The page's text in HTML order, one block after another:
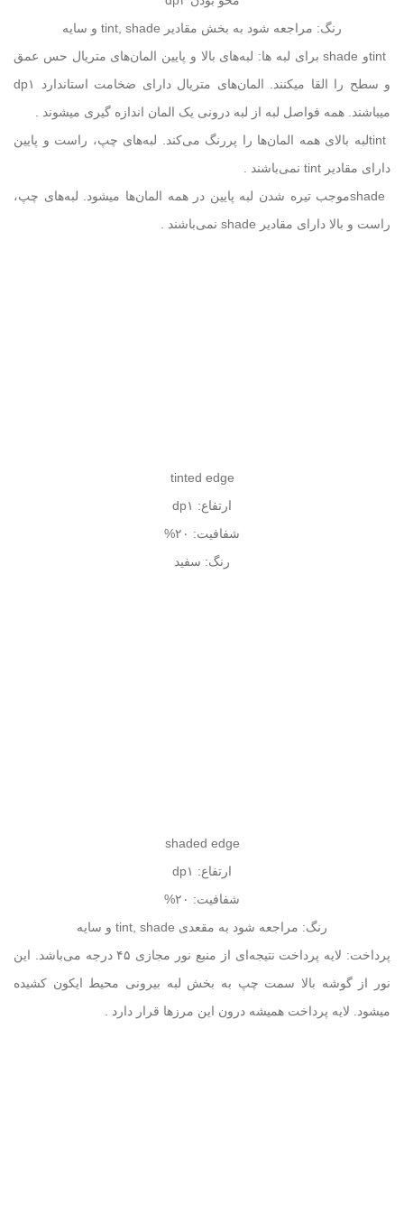
رنگ: مراجعه شود به بخش مقادیر tint, shade و سایه
tintو shade برای لبه ها: لبه‌های بالا و پایین المان‌های متریال حس عمق
و سطح را القا میکنند. المان‌های متریال دارای ضخامت استاندارد ۱
dp
میباشند. همه فواصل لبه از لبه درونی‌ یک المان اندازه گیری میشوند
tintلبه بالای همه المان‌ها را پررنگ می‌کند. لبه‌های چپ، راست و پایین
دارای مقادیر tint نمی‌باشند
shadeموجب تیره شدن لبه پایین در همه المان‌ها میشود. لبه‌های چپ،
راست و بالا دارای مقادیر shade نمی‌باشند
tinted edge
ارتفاع: ۱
dp
شفافیت: ۲۰%
رنگ: سفید
shaded edge
ارتفاع: ۱
dp
شفافیت: ۲۰%
رنگ: مراجعه شود به مقعدی tint, shade و سایه
پرداخت: لایه پرداخت نتیجه‌ای از منبع نور مجازی ۴۵ درجه می‌باشد. این
نور از گوشه بالا سمت چپ به بخش لبه بیرونی محیط ایکون کشیده
میشود. لایه پرداخت همیشه درون این مرز‌ها قرار دارد